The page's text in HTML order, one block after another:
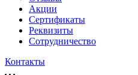
Акции
Cертификаты
Реквизиты
Сотрудничество
Контакты